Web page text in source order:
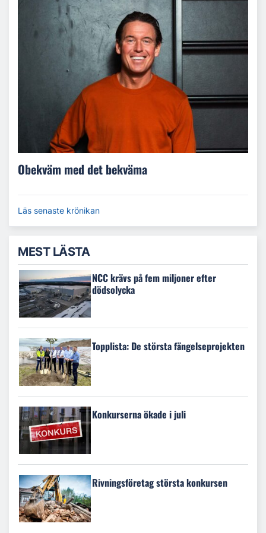
Obekväm med det bekväma
Läs senaste krönikan
MEST LÄSTA
NCC krävs på fem miljoner efter
dödsolycka
Topplista: De största fängelseprojekten
Konkurserna ökade i juli
Rivningsföretag största konkursen